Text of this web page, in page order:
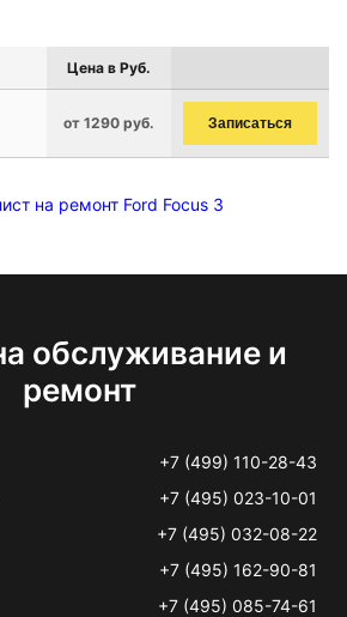
Цена в Руб.
от 1290 руб. Записаться
на ремонт Ford Focus 3
обслуживание и
ремонт
+7 (499) 110-28-43
+7 (495) 023-10-01
+7 (495) 032-08-22
+7 (495) 162-90-81
+7 (495) 085-74-61